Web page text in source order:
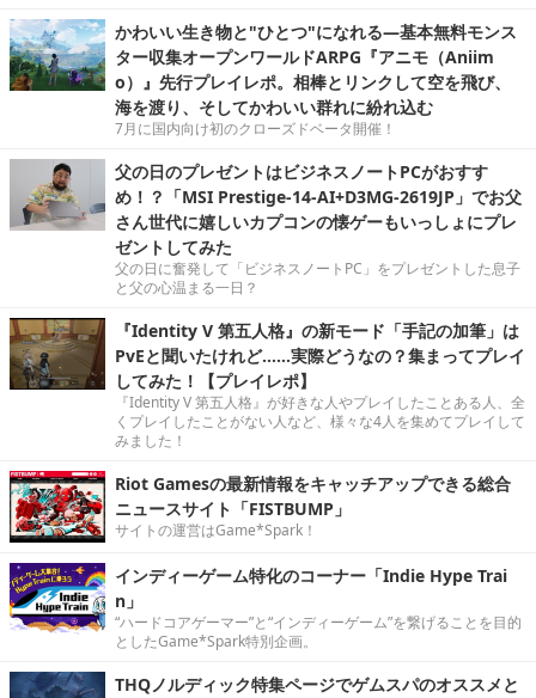
かわいい生き物と"ひとつ"になれる―基本無料モンス
ター収集オープンワールドARPG『アニモ（Aniim
o）』先行プレイレポ。相棒とリンクして空を飛び、
海を渡り、そしてかわいい群れに紛れ込む
7月に国内向け初のクローズドベータ開催！
父の日のプレゼントはビジネスノートPCがおすす
め！？「MSI Prestige-14-AI+D3MG-2619JP」でお父
さん世代に嬉しいカプコンの懐ゲーもいっしょにプレ
ゼントしてみた
父の日に奮発して「ビジネスノートPC」をプレゼントした息子
と父の心温まる一日？
『Identity V 第五人格』の新モード「手記の加筆」は
PvEと聞いたけれど……実際どうなの？集まってプレイ
してみた！【プレイレポ】
『Identity V 第五人格』が好きな人やプレイしたことある人、全
くプレイしたことがない人など、様々な4人を集めてプレイして
みました！
Riot Gamesの最新情報をキャッチアップできる総合
ニュースサイト「FISTBUMP」
サイトの運営はGame*Spark！
インディーゲーム特化のコーナー「Indie Hype Trai
n」
“ハードコアゲーマー”と“インディーゲーム”を繋げることを目的
としたGame*Spark特別企画。
THQノルディック特集ページでゲムスパのオススメと